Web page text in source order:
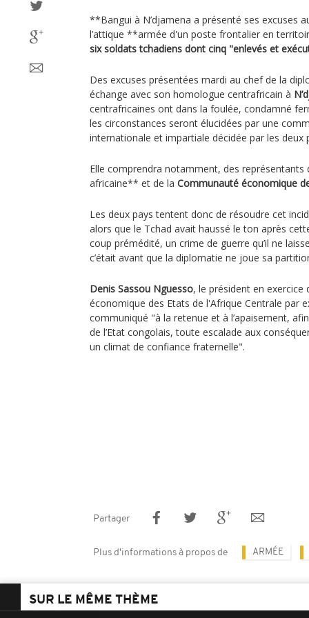
**Bangui à N’djamena a présenté ses excuses
l’attique **armée d'un poste frontalier en
six soldats tchadiens dont cinq "enlevés et
Des excuses présentées mardi au chef de la
échange avec son homologue centrafricain à
centrafricaines ont dans la foulée, condamné
les circonstances seront élucidées par une
internationale et impartiale décidée par les deux
Elle comprendra notamment, des représentants
africaine** et de la Communauté économique
Les deux pays tentent donc de résoudre cet
alors que le Tchad avait haussé le ton après
coup prémédité, un crime de guerre qu’il ne
c’était avant que la diplomatie ne joue sa
Denis Sassou Nguesso, le président en exercice
économique des Etats de l'Afrique Centrale par
communiqué "à la retenue et à l’apaisement,
de l’Etat congolais, toute escalade aux
un climat de confiance fraternelle".
Partager
Plus d'informations à propos de ARMÉE
SUR LE MÊME THÈME